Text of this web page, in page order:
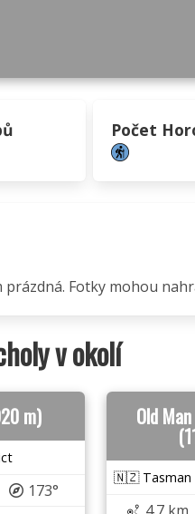
Počet
prázdná. Fotky mohou
v okolí
m)
173°
Old
🇳🇿 Tasman